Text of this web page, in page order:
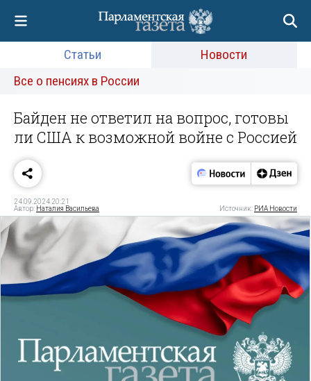
Статьи
Новости
Все о пенсиях в России
Байден не ответил на вопрос, готовы
ли США к возможной войне с Россией
24.09.2024 20:21
Автор: Наталия Васильева Источник: РИА Новости